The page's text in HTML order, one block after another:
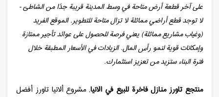
على آخر قطعة أرض متاحة في وسط المدينة قريبة جدًا من الشاطئ -
لا توجد قطع أراضي مماثلة لا تزال متاحة للتطوير. الموقع الفريد
(وغياب مشاريع مماثلة) يعني فرصة للحصول على عوائد تأجير ممتازة
وإمكانات قوية لنمو رأس المال. الزيادات في الأسعار المطبقة خلال
فترة البناء ستزيد من تعزيز استثمارك.
منتجع تاورز منازل فاخرة للبيع في الانيا, مشروع ألانيا تاورز أفضل